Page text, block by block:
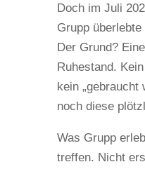
Doch im Juli
Grupp
Der Grund?
Ruhestand.
kein „gebraucht
noch diese
Was Grupp
treffen. Nicht